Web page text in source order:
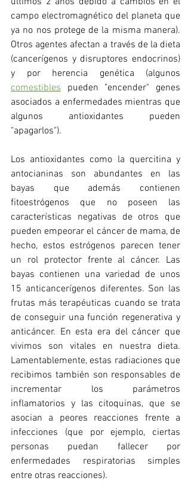
campo electromagnético del planeta que
ya no nos protege de la misma manera).
Otros agentes afectan a través de la dieta
(cancerígenos y disruptores endocrinos)
comestibles pueden "encender" genes
asociados a enfermedades mientras que
algunos antioxidantes pueden
"apagarlos").
Los antioxidantes como la quercitina y
antocianinas son abundantes en las
bayas que además contienen
fitoestrógenos que no poseen las
características negativas de otros que
pueden empeorar el cáncer de mama, de
hecho, estos estrógenos parecen tener
un rol protector frente al cáncer. Las
bayas contienen una variedad de unos
15 anticancerígenos diferentes. Son las
frutas más terapéuticas cuando se trata
de conseguir una función regenerativa y
anticáncer. En esta era del cáncer que
vivimos son vitales en nuestra dieta.
Lamentablemente, estas radiaciones que
recibimos también son responsables de
incrementar los parámetros
inflamatorios y las citoquinas, que se
asocian a peores reacciones frente a
infecciones (que por ejemplo, ciertas
personas puedan fallecer por
enfermedades respiratorias simples
entre otras reacciones).